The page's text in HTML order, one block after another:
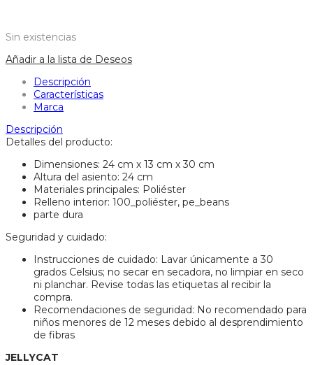
Sin existencias
Añadir a la lista de Deseos
Descripción
Características
Marca
Descripción
Detalles del producto:
Dimensiones: 24 cm x 13 cm x 30 cm
Altura del asiento: 24 cm
Materiales principales: Poliéster
Relleno interior: 100_poliéster, pe_beans
parte dura
Seguridad y cuidado:
Instrucciones de cuidado: Lavar únicamente a 30
grados Celsius; no secar en secadora, no limpiar en seco
ni planchar. Revise todas las etiquetas al recibir la
compra.
Recomendaciones de seguridad: No recomendado para
niños menores de 12 meses debido al desprendimiento
de fibras
JELLYCAT